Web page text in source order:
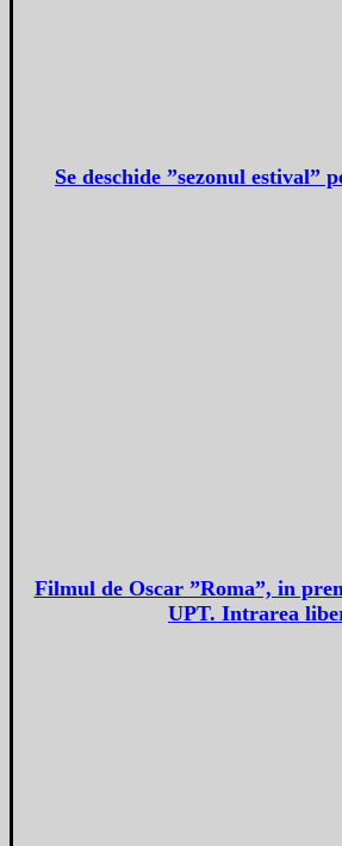
Se deschide ”sezonul estival”
Filmul de Oscar ”Roma”, in
UPT. Intrarea